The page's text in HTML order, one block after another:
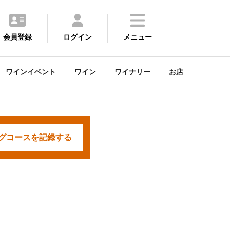
会員登録 ログイン メニュー
ワインイベント ワイン ワイナリー お店
コースを記録する